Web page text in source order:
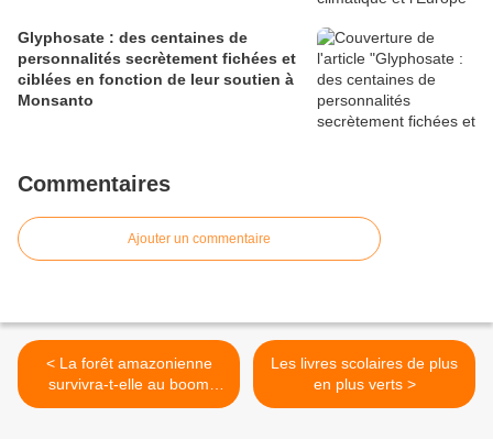
Glyphosate : des centaines de
personnalités secrètement fichées et
ciblées en fonction de leur soutien à
Monsanto
Commentaires
Ajouter un commentaire
< La forêt amazonienne
survivra-t-elle au boom
économique brésilien ?
Les livres scolaires de plus
en plus verts >